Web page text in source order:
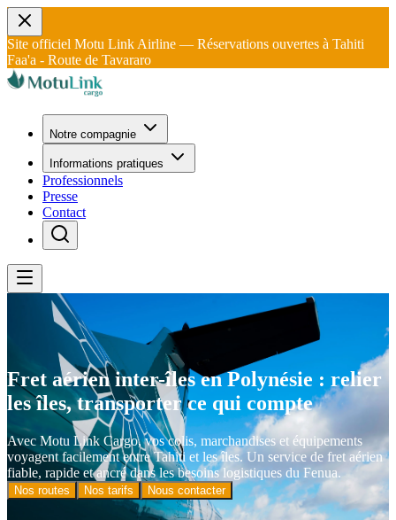
Site officiel Motu Link Airline — Réservations ouvertes à Tahiti
Faa'a - Route de Tavararo
Notre compagnie
Informations pratiques
Professionnels
Presse
Contact
Fret aérien inter-îles en Polynésie : relier
les îles, transporter ce qui compte
Avec Motu Link Cargo, vos colis, marchandises et équipements
voyagent facilement entre Tahiti et les îles. Un service de fret aérien
fiable, rapide et ancré dans les besoins logistiques du Fenua.
Nos routes Nos tarifs Nous contacter